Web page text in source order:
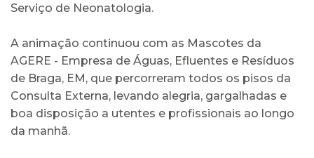
Serviço de Neonatologia.
A animação continuou com as Mascotes da
AGERE - Empresa de Águas, Efluentes e Resíduos
de Braga, EM, que percorreram todos os pisos da
Consulta Externa, levando alegria, gargalhadas e
boa disposição a utentes e profissionais ao longo
da manhã.